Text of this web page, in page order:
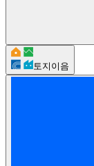
토지이음